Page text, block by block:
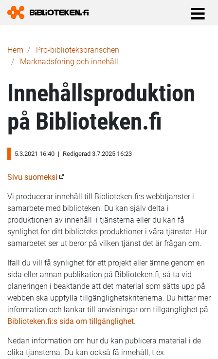
Länkstig
Hem
Pro-biblioteks­branschen
Marknadsföring och innehåll
Innehållsproduktion
på Biblioteken.fi
5.3.2021 16:40 | Redigerad 3.7.2025 16:23
Sivu suomeksi
Vi producerar innehåll till Biblioteken.fi:s webbtjänster i
samarbete med biblioteken. Du kan själv delta i
produktionen av innehåll i tjänsterna eller du kan få
synlighet för ditt biblioteks produktioner i våra tjänster. Hur
samarbetet ser ut beror på vilken tjänst det är frågan om.
Ifall du vill få synlighet för ett projekt eller ämne genom en
sida eller annan publikation på Biblioteken.fi, så ta vid
planeringen i beaktande att det material som sätts upp på
webben ska uppfylla tillgänglighetskriterierna. Du hittar mer
information och länkar till anvisningar om tillgänglighet på
Biblioteken.fi:s sida om tillgänglighet.
Nedan information om hur du kan publicera material i de
olika tjänsterna. Du kan också få innehåll, t.ex.